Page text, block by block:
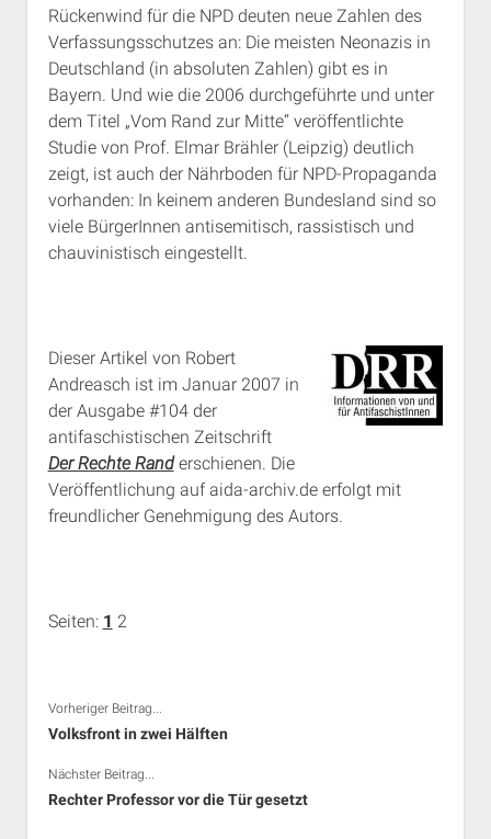
Rückenwind für die NPD deuten neue Zahlen des
Verfassungsschutzes an: Die meisten Neonazis in
Deutschland (in absoluten Zahlen) gibt es in
Bayern. Und wie die 2006 durchgeführte und unter
dem Titel „Vom Rand zur Mitte“ veröffentlichte
Studie von Prof. Elmar Brähler (Leipzig) deutlich
zeigt, ist auch der Nährboden für NPD-Propaganda
vorhanden: In keinem anderen Bundesland sind so
viele BürgerInnen antisemitisch, rassistisch und
chauvinistisch eingestellt.
Dieser Artikel von Robert
Andreasch ist im Januar 2007 in
der Ausgabe #104 der
antifaschistischen Zeitschrift
Der Rechte Randerschienen. Die
Veröffentlichung auf aida-archiv.de erfolgt mit
freundlicher Genehmigung des Autors.
Seiten: 1 2
Vorheriger Beitrag...
Volksfront in zwei Hälften
Nächster Beitrag...
Rechter Professor vor die Tür gesetzt